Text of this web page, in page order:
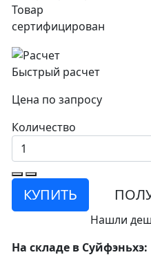
Товар
сертифицирован
Быстрый расчет
Цена по запросу
Количество
КУПИТЬ
Нашли
На складе в Суйфэньхэ: